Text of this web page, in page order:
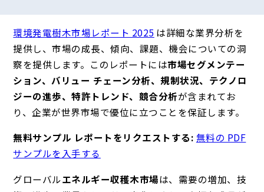
環境発電樹木市場レポート 2025 は詳細な業界分析を
提供し、市場の成長、傾向、課題、機会についての洞
察を提供します。このレポートには市場セグメンテー
ション、バリュー チェーン分析、規制状況、テクノロ
ジーの進歩、特許トレンド、競合分析が含まれてお
り、企業が世界市場で優位に立つことを保証します。
無料サンプル レポートをリクエストする: 無料の PDF
サンプルを入手する
グローバルエネルギー収穫木市場は、需要の増加、技